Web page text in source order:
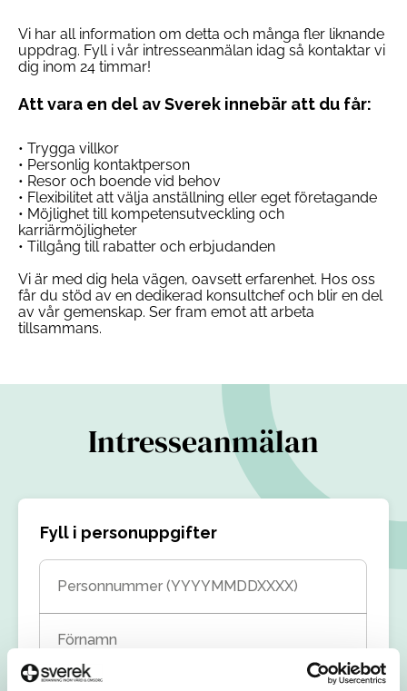
Vi har all information om detta och många fler liknande
uppdrag. Fyll i vår intresseanmälan idag så kontaktar vi
dig inom 24 timmar!
Att vara en del av Sverek innebär att du får:
• Trygga villkor
• Personlig kontaktperson
• Resor och boende vid behov
• Flexibilitet att välja anställning eller eget företagande
• Möjlighet till kompetensutveckling och
karriärmöjligheter
• Tillgång till rabatter och erbjudanden
Vi är med dig hela vägen, oavsett erfarenhet. Hos oss
får du stöd av en dedikerad konsultchef och blir en del
av vår gemenskap. Ser fram emot att arbeta
tillsammans.
Intresseanmälan
Fyll i personuppgifter
Personnummer (YYYYMMDDXXXX)
Förnamn